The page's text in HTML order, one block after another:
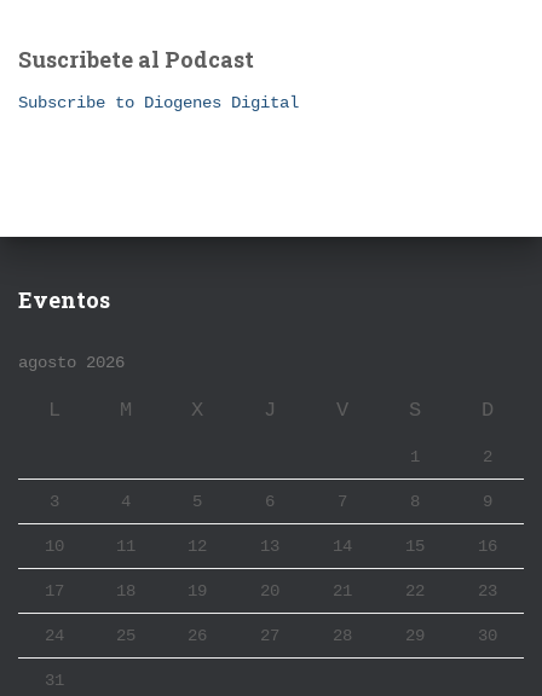
Suscribete al Podcast
Subscribe to Diogenes Digital
Eventos
agosto 2026
L M X J V S D
1 2
3 4 5 6 7 8 9
10 11 12 13 14 15 16
17 18 19 20 21 22 23
24 25 26 27 28 29 30
31